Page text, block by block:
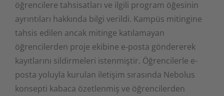
öğrencilere tahsisatları ve ilgili program öğesinin
ayrıntıları hakkında bilgi verildi. Kampüs mitingine
tahsis edilen ancak mitinge katılamayan
öğrencilerden proje ekibine e-posta göndererek
kayıtlarını sildirmeleri istenmiştir. Öğrencilerle e-
posta yoluyla kurulan iletişim sırasında Nebolus
konsepti kabaca özetlenmiş ve öğrencilerden